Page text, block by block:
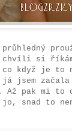
si
když je to
já jsem
Až pak mi to
jo, snad to